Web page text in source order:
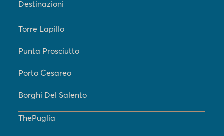
Destinazioni
Torre Lapillo
Punta Prosciutto
Porto Cesareo
Borghi Del Salento
ThePuglia